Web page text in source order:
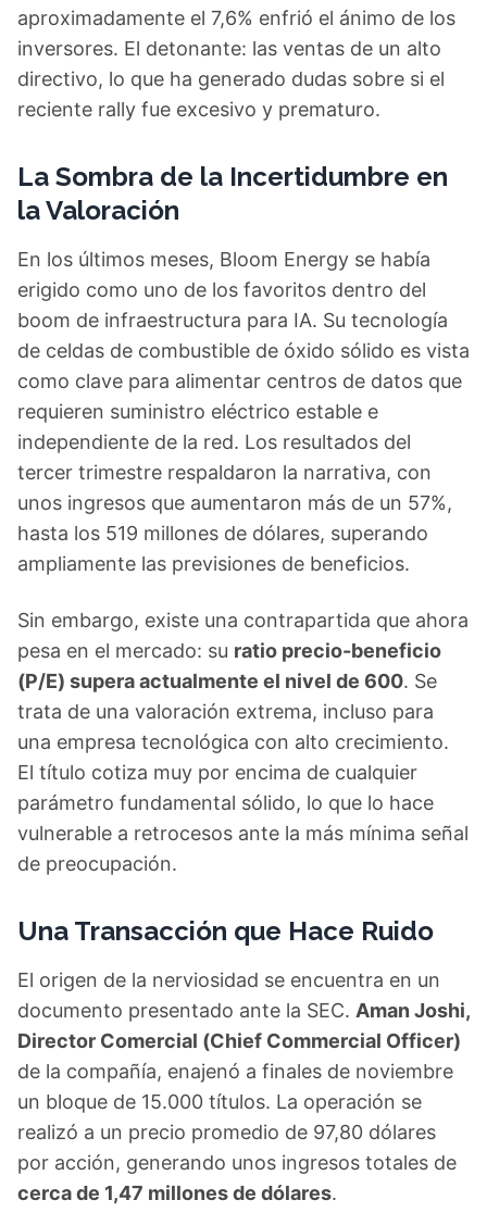
aproximadamente el 7,6% enfrió el ánimo de los
inversores. El detonante: las ventas de un alto
directivo, lo que ha generado dudas sobre si el
reciente rally fue excesivo y prematuro.
La Sombra de la Incertidumbre en
la Valoración
En los últimos meses, Bloom Energy se había
erigido como uno de los favoritos dentro del
boom de infraestructura para IA. Su tecnología
de celdas de combustible de óxido sólido es vista
como clave para alimentar centros de datos que
requieren suministro eléctrico estable e
independiente de la red. Los resultados del
tercer trimestre respaldaron la narrativa, con
unos ingresos que aumentaron más de un 57%,
hasta los 519 millones de dólares, superando
ampliamente las previsiones de beneficios.
Sin embargo, existe una contrapartida que ahora
pesa en el mercado: su ratio precio-beneficio
(P/E) supera actualmente el nivel de 600. Se
trata de una valoración extrema, incluso para
una empresa tecnológica con alto crecimiento.
El título cotiza muy por encima de cualquier
parámetro fundamental sólido, lo que lo hace
vulnerable a retrocesos ante la más mínima señal
de preocupación.
Una Transacción que Hace Ruido
El origen de la nerviosidad se encuentra en un
documento presentado ante la SEC. Aman Joshi,
Director Comercial (Chief Commercial Officer)
de la compañía, enajenó a finales de noviembre
un bloque de 15.000 títulos. La operación se
realizó a un precio promedio de 97,80 dólares
por acción, generando unos ingresos totales de
cerca de 1,47 millones de dólares.